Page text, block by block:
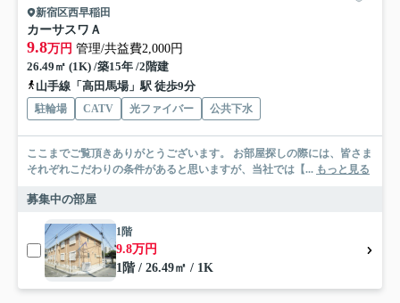
新宿区西早稲田
カーサスワＡ
9.8万円 管理/共益費2,000円
26.49㎡ (1K) /築15年 /2階建
山手線「高田馬場」駅 徒歩9分
駐輪場 CATV 光ファイバー 公共下水
ここまでご覧頂きありがとうございます。 お部屋探しの際には、皆さま
それぞれこだわりの条件があると思いますが、当社では【... もっと見る
募集中の部屋
1階
9.8万円
1階 / 26.49㎡ / 1K